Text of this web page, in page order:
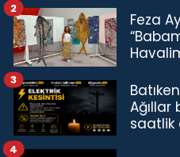
Feza
2
Ağıllar
saatlik
3
4